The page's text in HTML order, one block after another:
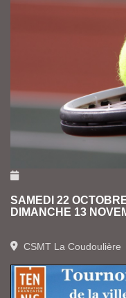
SAMEDI 22
DIMANCHE 13
CSMT La Coudoulière